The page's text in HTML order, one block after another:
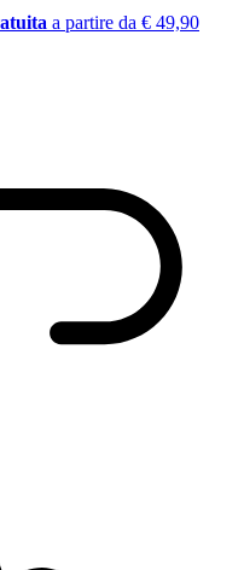
a partire da € 49,90